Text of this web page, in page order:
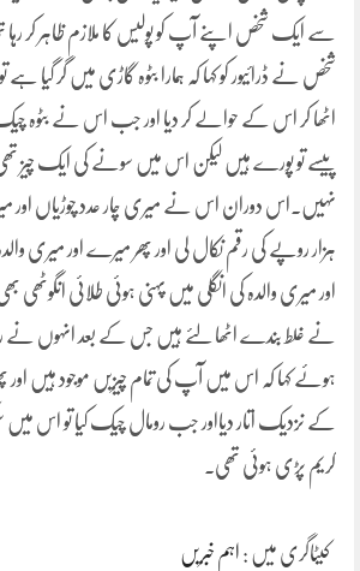
سے ایک شخص اپنے آپ کو پولیس کا ملازم ظاہر کر
شخص نے ڈرائیور کو کہا کہ ہمارا بٹوہ گاڑی میں گر گیا ہے
اٹھا کر اس کے حوالے کر دیا اور جب اس نے بٹوہ چیک
پیسے تو پورے ہیں لیکن اس میں سونے کی ایک چیز
نہیں۔اس دوران اس نے میری چار عدد چوڑیاں اور
ہزار روپے کی رقم نکال لی اور پھر میرے اور میری
اور میری والدہ کی انگلی میں پہنی ہوئی طلائی انگوٹھی بھی
نے غلط بندے اٹھا لئے ہیں جس کے بعد انہوں نے
ہوئے کہا کہ اس میں آپ کی تمام چیزیں موجود ہیں اور
کے نزدیک اتار دیااور جب رومال چیک کیا تو اس میں
کریم پڑی ہوئی تھی۔
کیٹاگری میں : اہم خبریں